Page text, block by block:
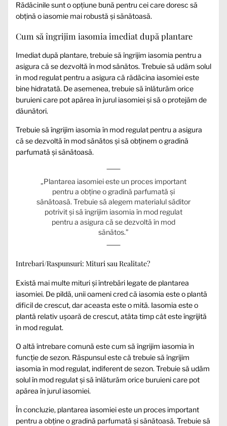
Rădăcinile sunt o opțiune bună pentru cei care doresc să
obțină o iasomie mai robustă și sănătoasă.
Cum să îngrijim iasomia imediat după plantare
Imediat după plantare, trebuie să îngrijim iasomia pentru a
asigura că se dezvoltă în mod sănătos. Trebuie să udăm solul
în mod regulat pentru a asigura că rădăcina iasomiei este
bine hidratată. De asemenea, trebuie să înlăturăm orice
buruieni care pot apărea în jurul iasomiei și să o protejăm de
dăunători.
Trebuie să îngrijim iasomia în mod regulat pentru a asigura
că se dezvoltă în mod sănătos și să obținem o gradină
parfumată și sănătoasă.
„Plantarea iasomiei este un proces important
pentru a obține o gradină parfumată și
sănătoasă. Trebuie să alegem materialul săditor
potrivit și să îngrijim iasomia în mod regulat
pentru a asigura că se dezvoltă în mod
sănătos.”
Intrebari/Raspunsuri: Mituri sau Realitate?
Există mai multe mituri și întrebări legate de plantarea
iasomiei. De pildă, unii oameni cred că iasomia este o plantă
dificil de crescut, dar aceasta este o mită. Iasomia este o
plantă relativ ușoară de crescut, atâta timp cât este îngrijită
în mod regulat.
O altă întrebare comună este cum să îngrijim iasomia în
funcție de sezon. Răspunsul este că trebuie să îngrijim
iasomia în mod regulat, indiferent de sezon. Trebuie să udăm
solul în mod regulat și să înlăturăm orice buruieni care pot
apărea în jurul iasomiei.
În concluzie, plantarea iasomiei este un proces important
pentru a obține o gradină parfumată și sănătoasă. Trebuie să